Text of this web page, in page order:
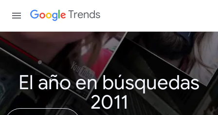
Trends
El año en búsquedas
2011